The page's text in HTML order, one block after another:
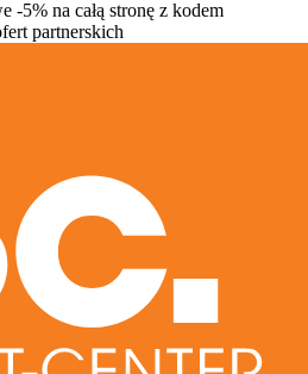
5% na całą stronę z kodem
partnerskich